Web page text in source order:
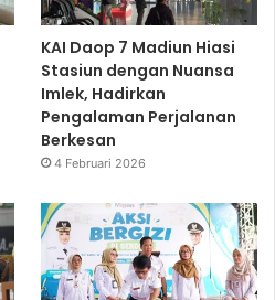
KAI Daop 7 Madiun Hiasi
Stasiun dengan Nuansa
Imlek, Hadirkan
Pengalaman Perjalanan
Berkesan
4 Februari 2026